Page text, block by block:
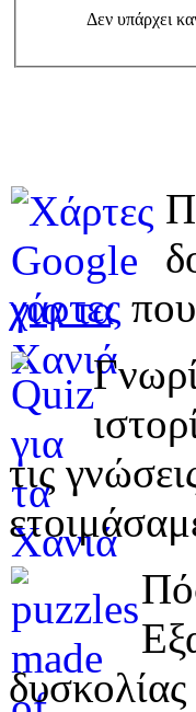
Δεν υπάρχει
χάρτες
τις